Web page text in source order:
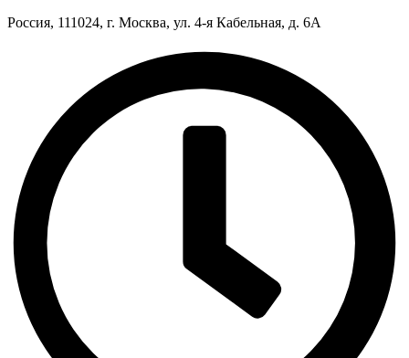
Россия, 111024, г. Москва, ул. 4‑я Кабельная, д. 6А